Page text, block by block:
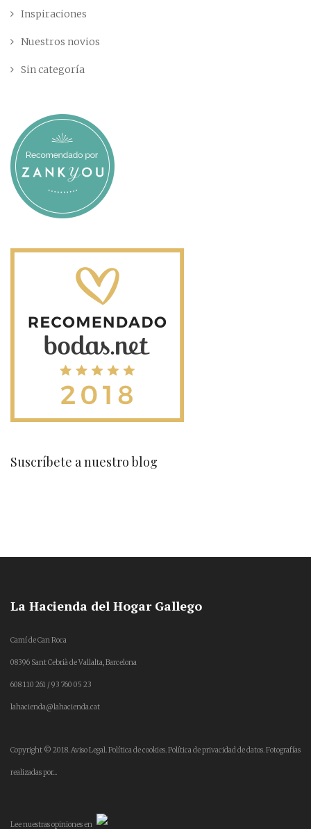
Inspiraciones
Nuestros novios
Sin categoría
Suscríbete a nuestro blog
La Hacienda del Hogar Gallego
Camí de Can Roca
08396 Sant Cebrià de Vallalta, Barcelona
608 110 261 / 93 760 05 23
lahacienda@lahacienda.cat
Copyright © 2018.Aviso Legal.Política de cookies.Política de privacidad de datos.Fotografías
realizadas por...
Leenuestras opinionesen